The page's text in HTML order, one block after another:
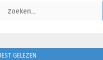
GELEZEN